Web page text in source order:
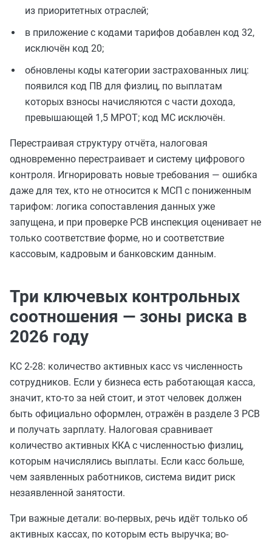
из приоритетных отраслей;
в приложение с кодами тарифов добавлен код 32,
исключён код 20;
обновлены коды категории застрахованных лиц:
появился код ПВ для физлиц, по выплатам
которых взносы начисляются с части дохода,
превышающей 1,5 МРОТ; код МС исключён.
Перестраивая структуру отчёта, налоговая
одновременно перестраивает и систему цифрового
контроля. Игнорировать новые требования — ошибка
даже для тех, кто не относится к МСП с пониженным
тарифом: логика сопоставления данных уже
запущена, и при проверке РСВ инспекция оценивает не
только соответствие форме, но и соответствие
кассовым, кадровым и банковским данным.
Три ключевых контрольных
соотношения — зоны риска в
2026 году
КС 2-28: количество активных касс vs численность
сотрудников. Если у бизнеса есть работающая касса,
значит, кто-то за ней стоит, и этот человек должен
быть официально оформлен, отражён в разделе 3 РСВ
и получать зарплату. Налоговая сравнивает
количество активных ККА с численностью физлиц,
которым начислялись выплаты. Если касс больше,
чем заявленных работников, система видит риск
незаявленной занятости.
Три важные детали: во-первых, речь идёт только об
активных кассах, по которым есть выручка; во-